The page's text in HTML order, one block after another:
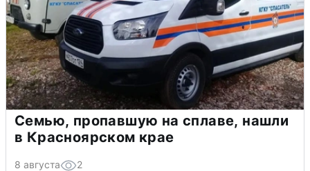
Семью, пропавшую на сплаве, нашли
в Красноярском крае
8 августа 2